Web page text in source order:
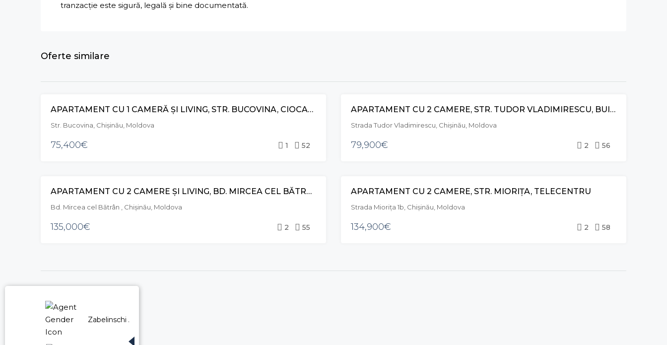
tranzacție este sigură, legală și bine documentată.
Oferte similare
VÂNZARE
APARTAMENT CU 1 CAMERĂ ȘI LIVING, STR. BUCOVINA, CIOCANA
Str. Bucovina, Chișinău, Moldova
75,400€ 1 52
RECOMANDAT VÂNZAREAPARTAMENT CU 2 CAMERE, STR. TUDOR VLADIMIRESCU, BUIUCANI
Strada Tudor Vladimirescu, Chișinău, Moldova
79,900€ 2 56
VÂNZARE
APARTAMENT CU 2 CAMERE ȘI LIVING, BD. MIRCEA CEL BĂTRÂN, CIOCANA
Bd. Mircea cel Bătrân , Chișinău, Moldova
135,000€ 2 55
VÂNZARE EXCLUSIVE
APARTAMENT CU 2 CAMERE, STR. MIORIȚA, TELECENTRU
Strada Mioriţa 1b, Chișinău, Moldova
134,900€ 2 58
Zabelinschi Anton